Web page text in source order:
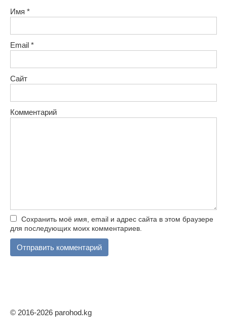
Имя *
Email *
Сайт
Комментарий
Сохранить моё имя, email и адрес сайта в этом браузере
для последующих моих комментариев.
© 2016-2026 parohod.kg